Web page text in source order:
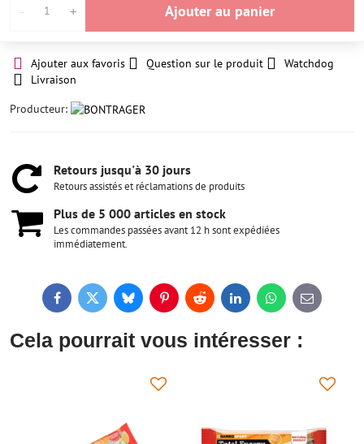
Ajouter au panier
Ajouter aux favoris Question sur le produit
Watchdog
Livraison
Producteur:
Retours jusqu'à 30 jours
Retours assistés et réclamations de produits
Plus de 5 000 articles en stock
Les commandes passées avant 12 h sont expédiées
immédiatement.
FacebookTwitterBlueskyPinterestReddit LinkedInWhatsApp
E-
mail
Cela pourrait vous intéresser :